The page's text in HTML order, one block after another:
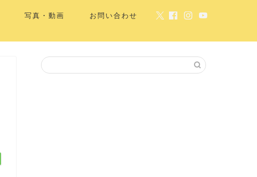
写真・動画 お問い合わせ